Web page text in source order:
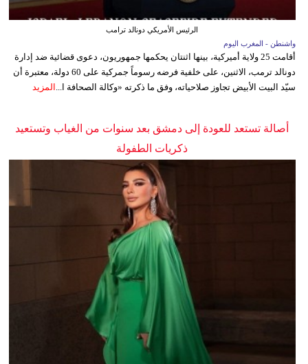
الرئيس الأمريكي دونالد ترامب
واشنطن - المغرب اليوم
أقامت 25 ولاية أميركية، بينها اثنتان يحكمها جمهوريون، دعوى قضائية ضد إدارة
دونالد ترمب، الاثنين، على خلفية فرضه رسوماً جمركية على 60 دولة، معتبرة أن
سيّد البيت الأبيض تجاوز صلاحياته، وفق ما ذكرته «وكالة الصحافة ا...
المزيد
أصالة تستعد للعودة إلى دمشق بعد سنوات من الغياب وتستعيد
ذكريات الطفولة